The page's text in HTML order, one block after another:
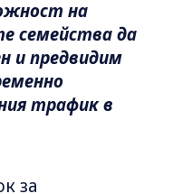
на
семейства да
и предвидим
трафик в
за